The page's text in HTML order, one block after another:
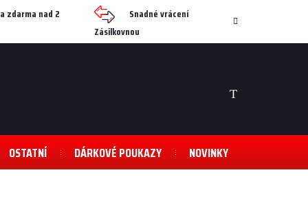
zdarma nad 2
Snadné vrácení
Zásilkovnou
NÁKUPNÍ
OSTATNÍ DÁRKOVÉ POUKAZY NOVINKY